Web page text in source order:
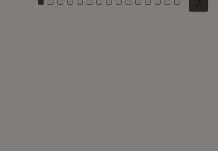
Zu Kachel: 0
Zu Kachel: 1
Zu Kachel: 2
Zu Kachel: 3
Zu Kachel: 4
Zu Kachel: 5
Zu Kachel: 6
Zu Kachel: 7
Zu Kachel: 8
Zu Kachel: 9
Zu Kachel: 10
Zu Kachel: 11
Zu Kachel: 12
Zu Kachel:
Zu